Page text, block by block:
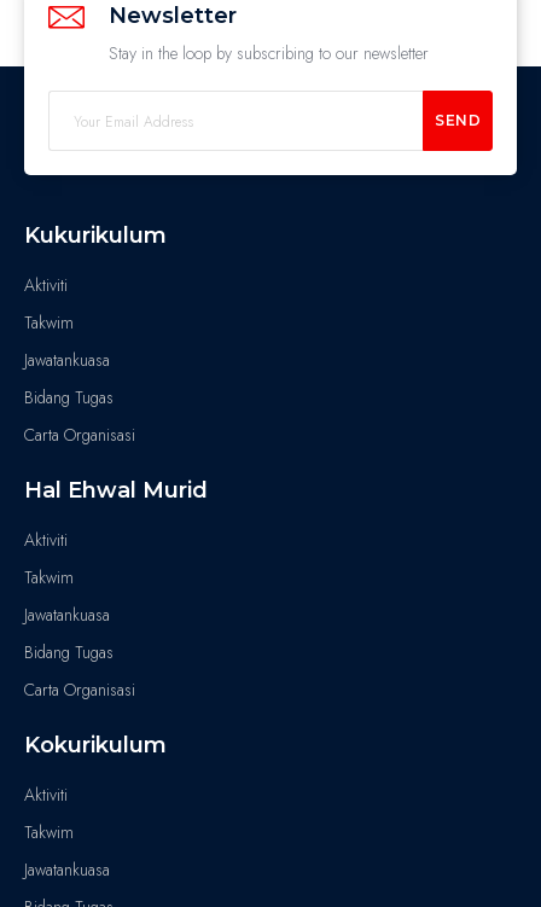
Newsletter
Stay in the loop by subscribing to our newsletter
SEND
Kukurikulum
Aktiviti
Takwim
Jawatankuasa
Bidang Tugas
Carta Organisasi
Hal Ehwal Murid
Aktiviti
Takwim
Jawatankuasa
Bidang Tugas
Carta Organisasi
Kokurikulum
Aktiviti
Takwim
Jawatankuasa